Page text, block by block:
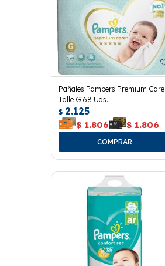
Pañales Pampers Premium Care
Talle G 68 Uds.
$ 2.125
$ 1.806 $ 1.806